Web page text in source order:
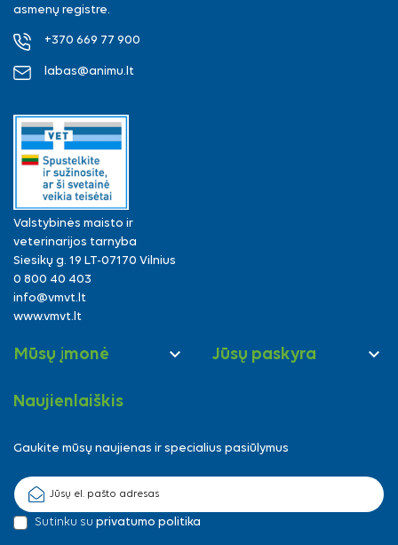
asmenų registre.
+370 669 77 900
labas@animu.lt
Valstybinės maisto ir
veterinarijos tarnyba
Siesikų g. 19 LT-07170 Vilnius
0 800 40 403
info@vmvt.lt
www.vmvt.lt
Mūsų įmonė  Jūsų paskyra 
Naujienlaiškis
Gaukite mūsų naujienas ir specialius pasiūlymus
Sutinku su privatumo politika